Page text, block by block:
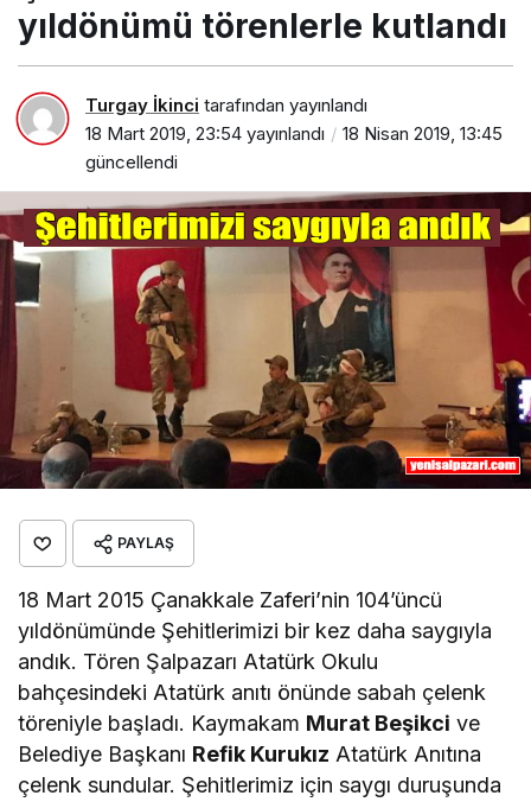
yıldönümü törenlerle kutlandı
Turgay İkinci tarafından yayınlandı
18 Mart 2019, 23:54 yayınlandı
18 Nisan 2019, 13:45
güncellendi
PAYLAŞ
18 Mart 2015 Çanakkale Zaferi’nin 104’üncü
yıldönümünde Şehitlerimizi bir kez daha saygıyla
andık. Tören Şalpazarı Atatürk Okulu
bahçesindeki Atatürk anıtı önünde sabah çelenk
töreniyle başladı. Kaymakam Murat Beşikci ve
Belediye Başkanı Refik Kurukız Atatürk Anıtına
çelenk sundular. Şehitlerimiz için saygı duruşunda